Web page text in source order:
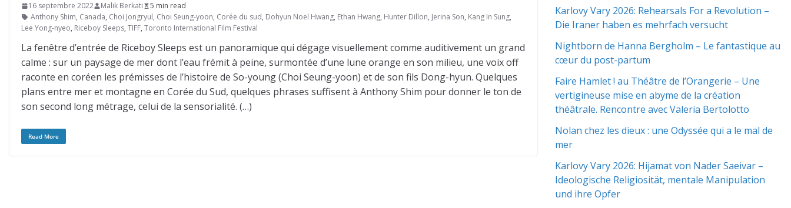
16 septembre 2022 Malik Berkati
5 min read
Anthony Shim, Canada, Choi Jongryul, Choi Seung-yoon, Corée du sud, Dohyun Noel Hwang, Ethan Hwang, Hunter Dillon, Jerina Son, Kang In Sung,
Lee Yong-nyeo, Riceboy Sleeps, TIFF, Toronto International Film Festival
La fenêtre d’entrée de Riceboy Sleeps est un panoramique qui dégage visuellement comme auditivement un grand
calme : sur un paysage de mer dont l’eau frémit à peine, surmontée d’une lune orange en son milieu, une voix off
raconte en coréen les prémisses de l’histoire de So-young (Choi Seung-yoon) et de son fils Dong-hyun. Quelques
plans entre mer et montagne en Corée du Sud, quelques phrases suffisent à Anthony Shim pour donner le ton de
son second long métrage, celui de la sensorialité. (…)
Read More
Karlovy Vary 2026: Rehearsals For a Revolution –
Die Iraner haben es mehrfach versucht
Nightborn de Hanna Bergholm – Le fantastique au
cœur du post-partum
Faire Hamlet ! au Théâtre de l’Orangerie – Une
vertigineuse mise en abyme de la création
théâtrale. Rencontre avec Valeria Bertolotto
Nolan chez les dieux : une Odyssée qui a le mal de
mer
Karlovy Vary 2026: Hijamat von Nader Saeivar​​ –
Ideologische Religiosität, mentale Manipulation
und ihre Opfer